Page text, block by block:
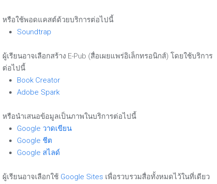
หรือใช้พอดแคสต์ด้วยบริการต่อไปนี้
Soundtrap
ผู้เรียนอาจเลือกสร้าง E-Pub (สื่อเผยแพร่อิเล็กทรอนิกส์) โดยใช้บริการ
ต่อไปนี้
Book Creator
Adobe Spark
หรือนำเสนอข้อมูลเป็นภาพในบริการต่อไปนี้
Google วาดเขียน
Google ชีต
Google สไลด์
ผู้เรียนอาจเลือกใช้ Google Sites เพื่อรวบรวมสื่อทั้งหมดไว้ในที่เดียว